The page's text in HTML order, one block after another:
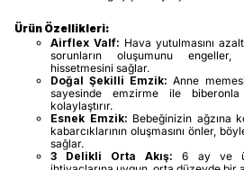
Ürün Özellikleri:
Airflex Valf: Hava yutulmasını
sorunların oluşumunu
hissetmesini sağlar.
Doğal Şekilli Emzik: Anne
sayesinde emzirme ile
kolaylaştırır.
Esnek Emzik: Bebeğinizin ağzına
kabarcıklarının oluşmasını önler,
sağlar.
3 Delikli Orta Akış: 6 ay ve